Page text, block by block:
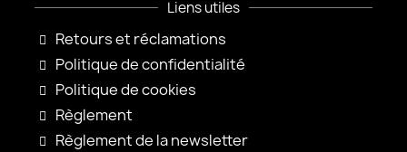
Liens utiles
Retours et réclamations
Politique de confidentialité
Politique de cookies
Règlement
Règlement de la newsletter